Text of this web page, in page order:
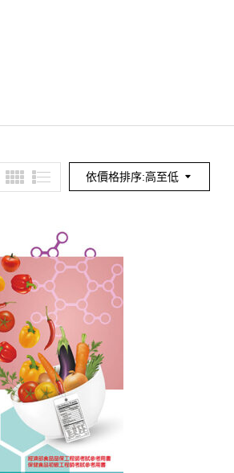
依價格排序:高至低